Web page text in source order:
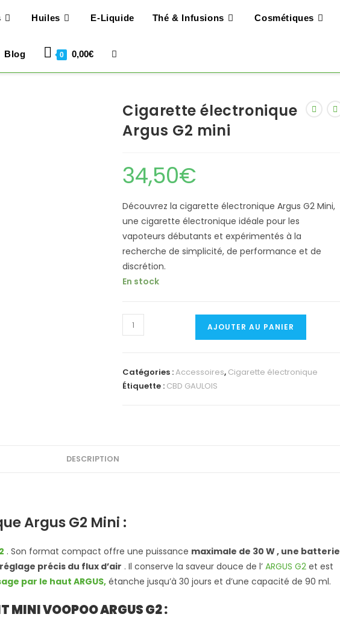
Huiles E-Liquide Thé & Infusions Cosmétiques
Blog 0 0,00€ Toggle
Cigarette électronique
Argus G2 mini
34,50€
Découvrez la cigarette électronique Argus G2 Mini,
une cigarette électronique idéale pour les
vapoteurs débutants et expérimentés à la
recherche de simplicité, de performance et de
discrétion.
En stock
quantité
de
électronique
Argus
AJOUTER AU PANIER
Catégories :Accessoires, Cigarette électronique
Étiquette : CBD GAULOIS
DESCRIPTION
Argus G2 Mini :
. Son format compact offre une puissance maximale de 30 W , une batterie
précis du flux d’air . Il conserve la saveur douce de l’ ARGUS G2 et est
par le haut ARGUS,étanche jusqu’à 30 jours et d’une capacité de 90 ml.
MINI VOOPOO ARGUS G2 :